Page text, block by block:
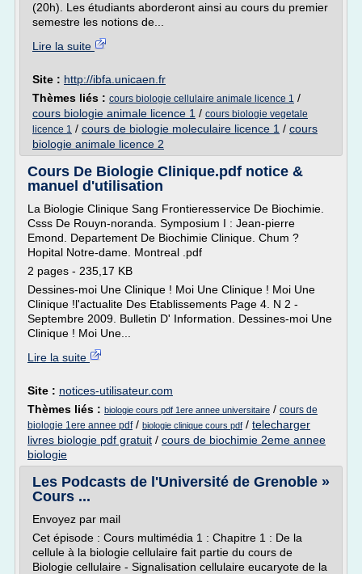
(20h). Les étudiants aborderont ainsi au cours du premier
semestre les notions de...
Lire la suite
Site : http://ibfa.unicaen.fr
Thèmes liés : cours biologie cellulaire animale licence 1 /
cours biologie animale licence 1 / cours biologie vegetale
licence 1 / cours de biologie moleculaire licence 1 / cours
biologie animale licence 2
Cours De Biologie Clinique.pdf notice &
manuel d'utilisation
La Biologie Clinique Sang Frontieresservice De Biochimie.
Csss De Rouyn-noranda. Symposium I : Jean-pierre
Emond. Departement De Biochimie Clinique. Chum ?
Hopital Notre-dame. Montreal .pdf
2 pages - 235,17 KB
Dessines-moi Une Clinique ! Moi Une Clinique ! Moi Une
Clinique !l'actualite Des Etablissements Page 4. N 2 -
Septembre 2009. Bulletin D' Information. Dessines-moi Une
Clinique ! Moi Une...
Lire la suite
Site : notices-utilisateur.com
Thèmes liés : biologie cours pdf 1ere annee universitaire / cours de
biologie 1ere annee pdf/ biologie clinique cours pdf / telecharger
livres biologie pdf gratuit / cours de biochimie 2eme annee
biologie
Les Podcasts de l'Université de Grenoble »
Cours ...
Envoyez par mail
Cet épisode : Cours multimédia 1 : Chapitre 1 : De la
cellule à la biologie cellulaire fait partie du cours de
Biologie cellulaire - Signalisation cellulaire eucaryote de la